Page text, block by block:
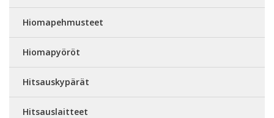
Hiomapehmusteet
Hiomapyöröt
Hitsauskypärät
Hitsauslaitteet